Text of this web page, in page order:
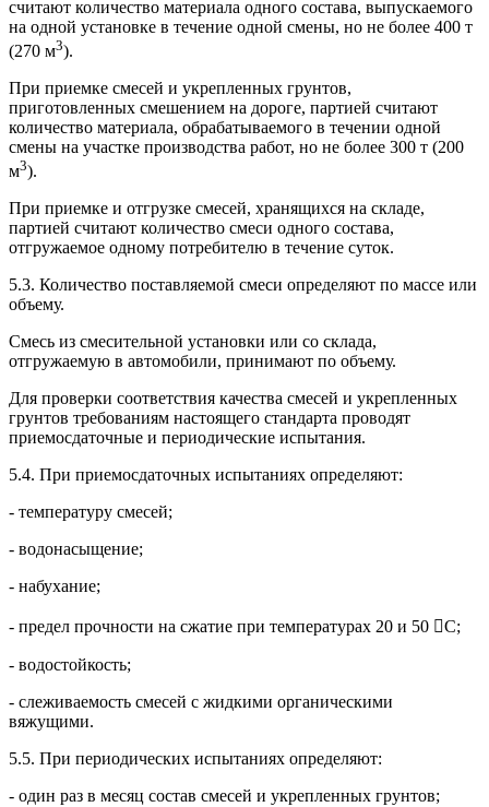
считают количество материала одного состава, выпускаемого
на одной установке в течение одной смены, но не более 400 т
(270 м3).
При приемке смесей и укрепленных грунтов,
приготовленных смешением на дороге, партией считают
количество материала, обрабатываемого в течении одной
смены на участке производства работ, но не более 300 т (200
м3).
При приемке и отгрузке смесей, хранящихся на складе,
партией считают количество смеси одного состава,
отгружаемое одному потребителю в течение суток.
5.3. Количество поставляемой смеси определяют по массе или
объему.
Смесь из смесительной установки или со склада,
отгружаемую в автомобили, принимают по объему.
Для проверки соответствия качества смесей и укрепленных
грунтов требованиям настоящего стандарта проводят
приемосдаточные и периодические испытания.
5.4. При приемосдаточных испытаниях определяют:
- температуру смесей;
- водонасыщение;
- набухание;
- предел прочности на сжатие при температурах 20 и 50 С;
- водостойкость;
- слеживаемость смесей с жидкими органическими
вяжущими.
5.5. При периодических испытаниях определяют:
- один раз в месяц состав смесей и укрепленных грунтов;